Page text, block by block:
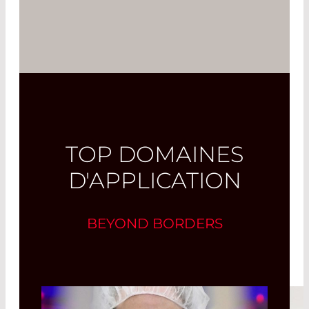
Read More
TOP DOMAINES
D'APPLICATION
BEYOND BORDERS